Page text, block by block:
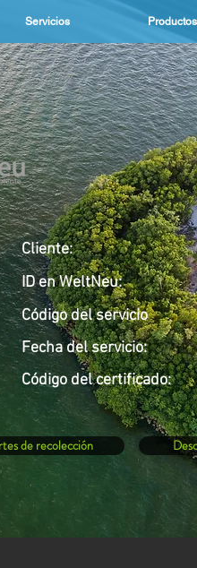
Servicios Productos
Cliente:
ID en WeltNeu:
Código del servicio
Fecha del servicio:
Código delcertificado:
de recolección